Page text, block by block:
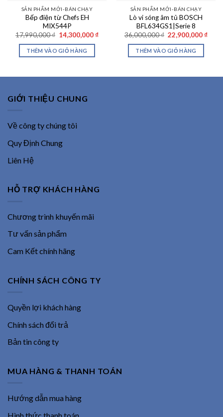
SẢN PHẨM MỚI-BÁN CHẠY
Bếp điện từ Chefs EH
MIX544P
17,990,000₫ Giá
gốc
là:
17,990,000 ₫.
14,300,000 ₫Giá
THÊM VÀO GIỎ HÀNG
SẢN PHẨM MỚI-BÁN CHẠY
Lò vi sóng âm tủ BOSCH
BFL634GS1|Serie 8
36,000,000₫ Giá
gốc
là:
36,000,000 ₫.
22,900,000 ₫Giá
THÊM VÀO GIỎ HÀNG
GIỚI THIỆU CHUNG
Về công ty chúng tôi
Quy Định Chung
Liên Hệ
HỖ TRỢ KHÁCH HÀNG
Chương trình khuyến mãi
Tư vấn sản phẩm
Cam Kết chính hãng
CHÍNH SÁCH CÔNG TY
Quyền lợi khách hàng
Chính sách đổi trả
Bản tin công ty
MUA HÀNG & THANH TOÁN
Hướng dẫn mua hàng